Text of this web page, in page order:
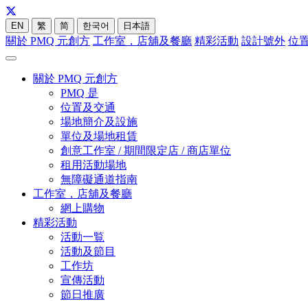
EN 繁 简 한국어 日本語
關於 PMQ 元創方 工作室，店舖及餐廳 精彩活動 設計號外 位
關於 PMQ 元創方
PMQ 是
位置及交通
場地簡介及設施
單位及場地租賃
創意工作室 / 期間限定店 / 商店單位
租用活動場地
無障礙通道指南
工作室，店舖及餐廳
網上購物
精彩活動
活動一覧
活動及節目
工作坊
宣傳活動
節日推廣